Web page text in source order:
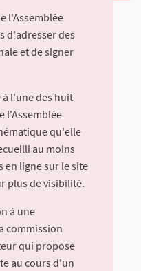
l'Assemblée
d'adresser des
et de signer
l'une des huit
l'Assemblée
qu'elle
au moins
en ligne sur le site
plus de visibilité.
à une
commission
qui propose
au cours d'un